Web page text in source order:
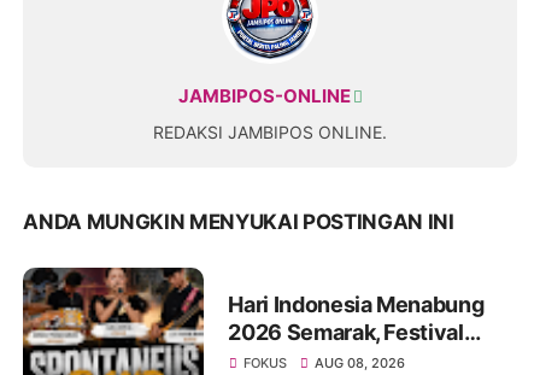
JAMBIPOS-ONLINE
REDAKSI JAMBIPOS ONLINE.
ANDA MUNGKIN MENYUKAI POSTINGAN INI
Hari Indonesia Menabung
2026 Semarak, Festival
Band Pelajar dan Mahasiswa
FOKUS AUG 08, 2026